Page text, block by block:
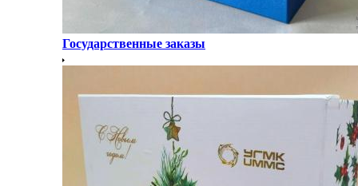
Государственные заказы